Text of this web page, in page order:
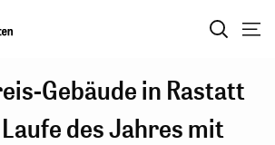
Gebäude in Rastatt
des Jahres mit